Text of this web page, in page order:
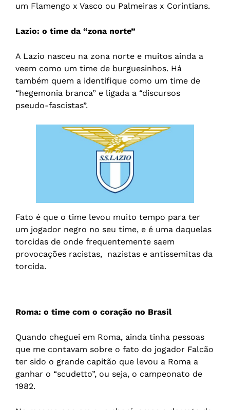
um Flamengo x Vasco ou Palmeiras x Coríntians.
Lazio: o time da “zona norte”
A Lazio nasceu na zona norte e muitos ainda a
veem como um time de burguesinhos. Há
também quem a identifique como um time de
“hegemonia branca” e ligada a “discursos
pseudo-fascistas”.
Fato é que o time levou muito tempo para ter
um jogador negro no seu time, e é uma daquelas
torcidas de onde frequentemente saem
provocações racistas, nazistas e antissemitas da
torcida.
Roma: o time com o coração no Brasil
Quando cheguei em Roma, ainda tinha pessoas
que me contavam sobre o fato do jogador Falcão
ter sido o grande capitão que levou a Roma a
ganhar o “scudetto”, ou seja, o campeonato de
1982.